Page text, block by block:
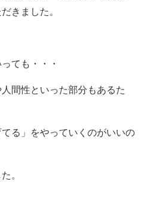
きました。
ても・・・
間性といった部分もあるた
る」をやっていくのがいいの
。